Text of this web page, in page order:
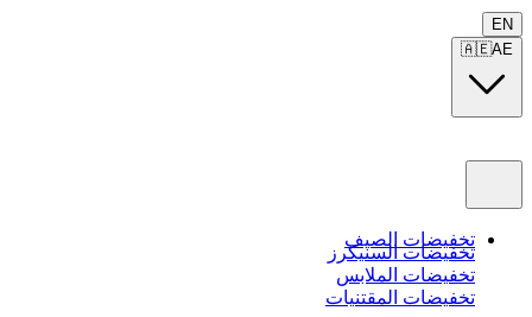
EN
🇦🇪AE
تخفيضات الصيف
تخفيضات السنيكرز
تخفيضات الملابس
تخفيضات المقتنيات